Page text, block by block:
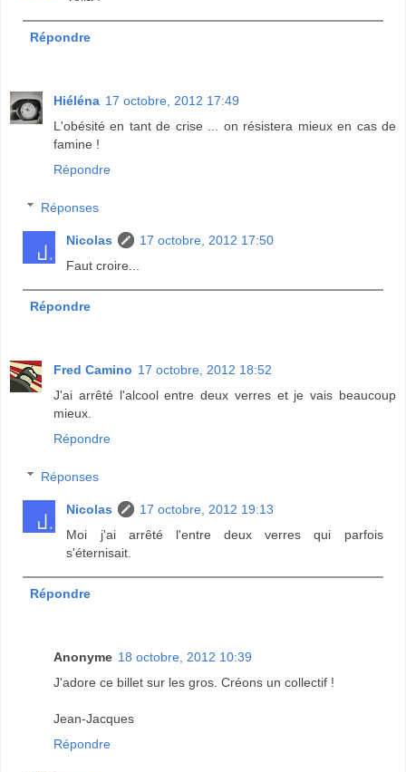
Répondre
Hiéléna 17 octobre, 2012 17:49
L'obésité en tant de crise ... on résistera mieux en cas de
famine !
Répondre
Réponses
Nicolas
17 octobre, 2012 17:50
Faut croire...
Répondre
Fred Camino 17 octobre, 2012 18:52
J'ai arrêté l'alcool entre deux verres et je vais beaucoup
mieux.
Répondre
Réponses
Nicolas
17 octobre, 2012 19:13
Moi j'ai arrêté l'entre deux verres qui parfois
s'éternisait.
Répondre
Anonyme 18 octobre, 2012 10:39
J'adore ce billet sur les gros. Créons un collectif !
Jean-Jacques
Répondre